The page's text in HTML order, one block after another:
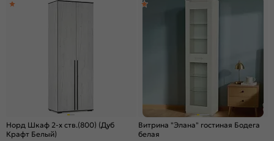
Норд Шкаф 2-х ств.(800) (Дуб
Крафт Белый)
Витрина "Элана" гостиная Бодега
белая